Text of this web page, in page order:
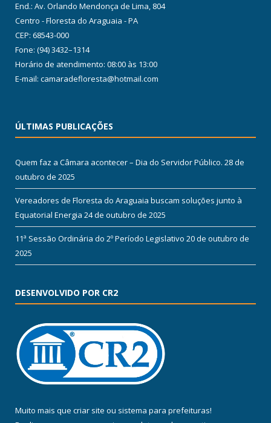
End.: Av. Orlando Mendonça de Lima, 804
Centro - Floresta do Araguaia - PA
CEP: 68543-000
Fone: (94) 3432–1314
Horário de atendimento: 08:00 às 13:00
E-mail: camaradefloresta@hotmail.com
ÚLTIMAS PUBLICAÇÕES
Quem faz a Câmara acontecer – Dia do Servidor Público. 28 de
outubro de 2025
Vereadores de Floresta do Araguaia buscam soluções junto à
Equatorial Energia 24 de outubro de 2025
11ª Sessão Ordinária do 2º Período Legislativo 20 de outubro de
2025
DESENVOLVIDO POR CR2
Muito mais que criar site ou sistema para prefeituras!